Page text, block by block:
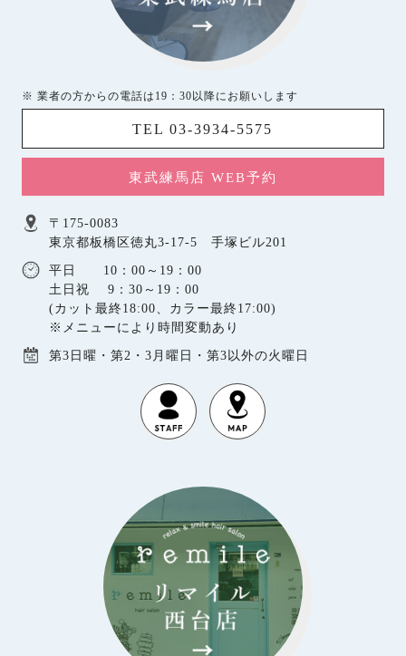
※ 業者の方からの電話は19：30以降にお願いします
TEL 03-3934-5575
東武練馬店 WEB予約
〒175-0083
東京都板橋区徳丸3-17-5 手塚ビル201
平日 10：00～19：00
土日祝 9：30～19：00
(カット最終18:00、カラー最終17:00)
※メニューにより時間変動あり
第3日曜・第2・3月曜日・第3以外の火曜日